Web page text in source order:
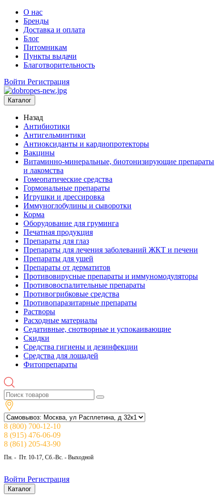
О нас
Бренды
Доставка и оплата
Блог
Питомникам
Пункты выдачи
Благотворительность
Войти Регистрация
Каталог
Назад
Антибиотики
Антигельминтики
Антиоксиданты и кардиопротекторы
Вакцины
Витаминно-минеральные, биотонизирующие препараты
и лакомства
Гомеопатические средства
Гормональные препараты
Игрушки и дрессировка
Иммуноглобулины и сыворотки
Корма
Оборудование для груминга
Печатная продукция
Препараты для глаз
Препараты для лечения заболеваний ЖКТ и печени
Препараты для ушей
Препараты от дерматитов
Противовирусные препараты и иммуномодуляторы
Противовоспалительные препараты
Противогрибковые средства
Противопаразитарные препараты
Растворы
Расходные материалы
Седативные, снотворные и успокаивающие
Скидки
Средства гигиены и дезинфекции
Средства для лошадей
Фитопрепараты
8 (800) 700-12-10
8 (915) 476-06-09
8 (861) 205-43-90
Пн. - Пт. 10-17, Сб.-Вс. - Выходной
Войти Регистрация
Каталог